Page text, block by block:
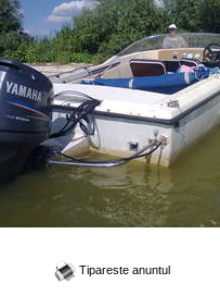
Tipareste anuntul